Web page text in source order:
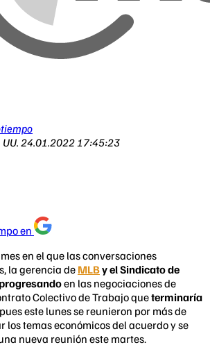
24.01.2022 17:45:23
en
en el que las conversaciones
la gerencia de MLBy el Sindicato de
en las negociaciones de
Colectivo de Trabajo queterminaría
este lunes se reunieron por más de
los temas económicos del acuerdo y se
nueva reunión este martes.